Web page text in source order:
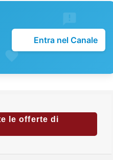
Entra nel Canale